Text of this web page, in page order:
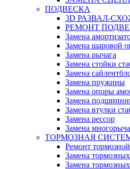
ПОДВЕСКА
3D РАЗВАЛ-
РЕМОНТ
Замена
Замена шаровой
Замена рычага
Замена стойки
Замена
Замена пружины
Замена опоры
Замена
Замена втулки
Замена рессор
Замена
ТОРМОЗНАЯ
Ремонт
Замена
Замена